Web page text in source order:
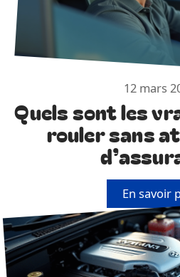
12 mars
Quels sont les
rouler sans
En savoir